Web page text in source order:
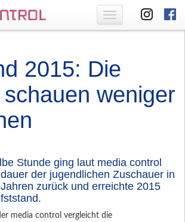
Toggle
navigation
2015: Die
weniger
Stunde ging laut media control
der jugendlichen Zuschauer in
zurück und erreichte 2015
media control vergleicht die